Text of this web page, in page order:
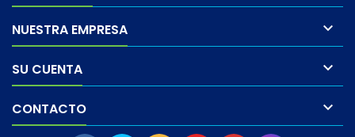
NUESTRA EMPRESA 
SU CUENTA 
CONTACTO 